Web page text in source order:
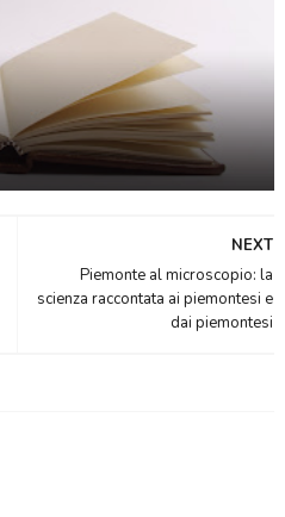
NEXT
Piemonte al microscopio: la
scienza raccontata ai piemontesi e
dai piemontesi